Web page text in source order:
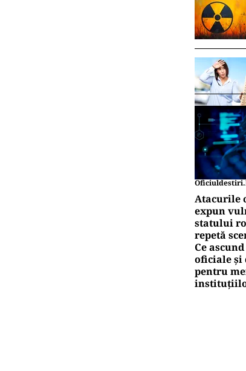
Atacurile
expun
statului
repetă
Ce
oficiale și
pentru